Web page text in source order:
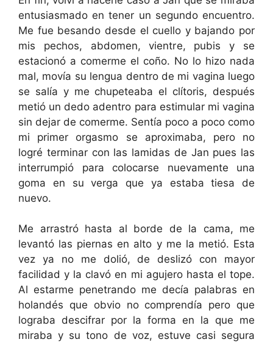
entusiasmado en tener un segundo encuentro.
Me fue besando desde el cuello y bajando por
mis pechos, abdomen, vientre, pubis y se
estacionó a comerme el coño. No lo hizo nada
mal, movía su lengua dentro de mi vagina luego
se salía y me chupeteaba el clítoris, después
metió un dedo adentro para estimular mi vagina
sin dejar de comerme. Sentía poco a poco como
mi primer orgasmo se aproximaba, pero no
logré terminar con las lamidas de Jan pues las
interrumpió para colocarse nuevamente una
goma en su verga que ya estaba tiesa de
nuevo.
Me arrastró hasta al borde de la cama, me
levantó las piernas en alto y me la metió. Esta
vez ya no me dolió, de deslizó con mayor
facilidad y la clavó en mi agujero hasta el tope.
Al estarme penetrando me decía palabras en
holandés que obvio no comprendía pero que
lograba descifrar por la forma en la que me
miraba y su tono de voz, estuve casi segura